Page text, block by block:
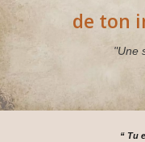
de ton
"Une
“ Tu